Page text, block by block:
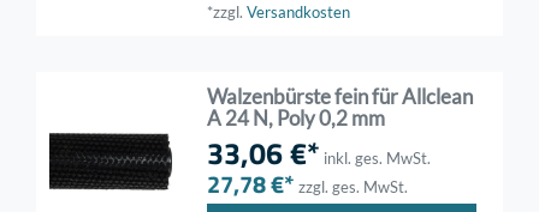
*zzgl.Versandkosten
Walzenbürste fein für Allclean
A 24 N, Poly 0,2 mm
33,06 €* inkl. ges. MwSt.
27,78 €* zzgl. ges. MwSt.